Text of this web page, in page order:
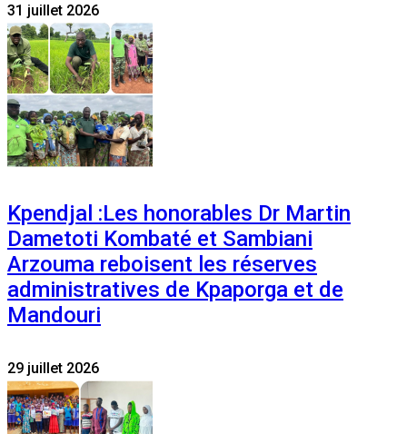
31 juillet 2026
Kpendjal :Les honorables Dr Martin
Dametoti Kombaté et Sambiani
Arzouma reboisent les réserves
administratives de Kpaporga et de
Mandouri
29 juillet 2026